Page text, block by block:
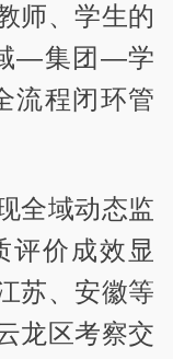
师、学生的
—集团—学
流程闭环管
全域动态监
评价成效显
苏、安徽等
龙区考察交